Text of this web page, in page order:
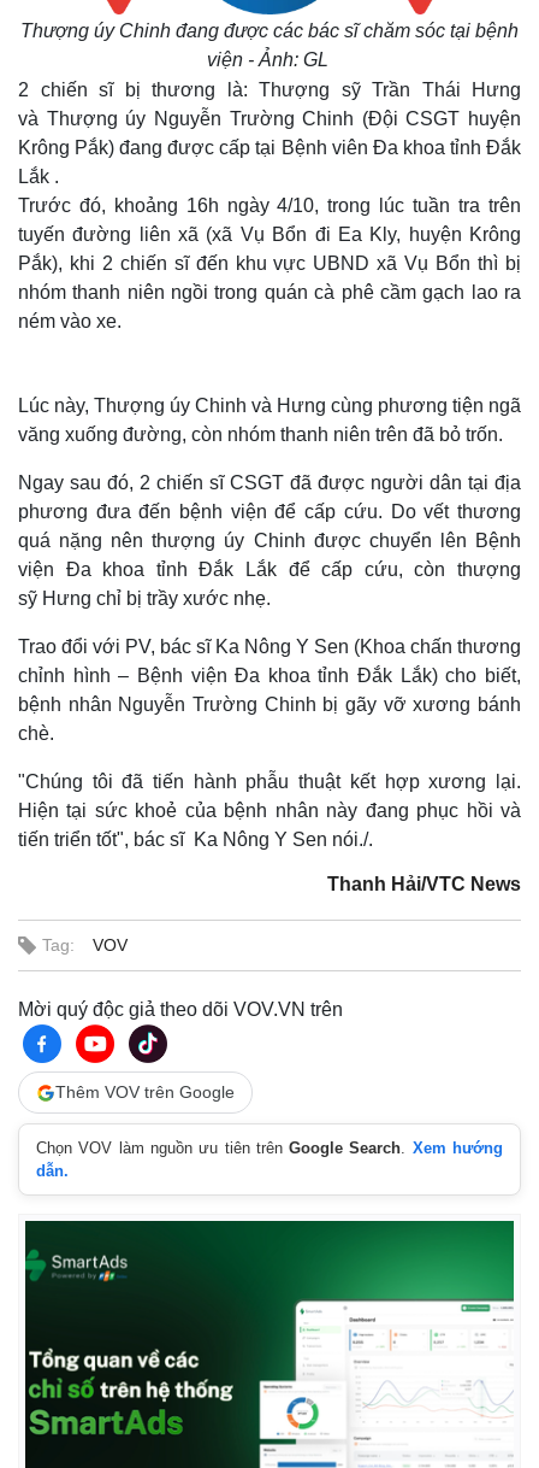
Thế giới
Quan sát
Cuộc sống đó đây
Hồ sơ
Multimedia
Ảnh
E-Magazine
Infographic
Thượng úy Chinh đang được các bác sĩ chăm sóc tại bệnh
viện - Ảnh: GL
2 chiến sĩ bị thương là: Thượng sỹ Trần Thái Hưng
và Thượng úy Nguyễn Trường Chinh (Đội CSGT huyện
Krông Pắk) đang được cấp tại Bệnh viên Đa khoa tỉnh Đắk
Lắk .
Trước đó, khoảng 16h ngày 4/10, trong lúc tuần tra trên
tuyến đường liên xã (xã Vụ Bổn đi Ea Kly, huyện Krông
Pắk), khi 2 chiến sĩ đến khu vực UBND xã Vụ Bổn thì bị
nhóm thanh niên ngồi trong quán cà phê cầm gạch lao ra
ném vào xe.
Lúc này, Thượng úy Chinh và Hưng cùng phương tiện ngã
văng xuống đường, còn nhóm thanh niên trên đã bỏ trốn.
Ngay sau đó, 2 chiến sĩ CSGT đã được người dân tại địa
phương đưa đến bệnh viện để cấp cứu. Do vết thương
quá nặng nên thượng úy Chinh được chuyển lên Bệnh
viện Đa khoa tỉnh Đắk Lắk để cấp cứu, còn thượng
sỹ Hưng chỉ bị trầy xước nhẹ.
Trao đổi với PV, bác sĩ Ka Nông Y Sen (Khoa chấn thương
chỉnh hình – Bệnh viện Đa khoa tỉnh Đắk Lắk) cho biết,
bệnh nhân Nguyễn Trường Chinh bị gãy vỡ xương bánh
chè.
"Chúng tôi đã tiến hành phẫu thuật kết hợp xương lại.
Hiện tại sức khoẻ của bệnh nhân này đang phục hồi và
tiến triển tốt", bác sĩ Ka Nông Y Sen nói./.
Thanh Hải/VTC News
Tag: VOV
Mời quý độc giả theo dõi VOV.VN trên
Thêm VOV trên Google
Chọn VOV làm nguồn ưu tiên trênGoogle Search. Xem hướng
dẫn.